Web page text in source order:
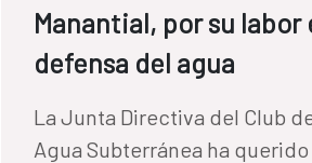
Manantial, por su labor
defensa del agua
La Junta Directiva del Club
Agua Subterránea ha